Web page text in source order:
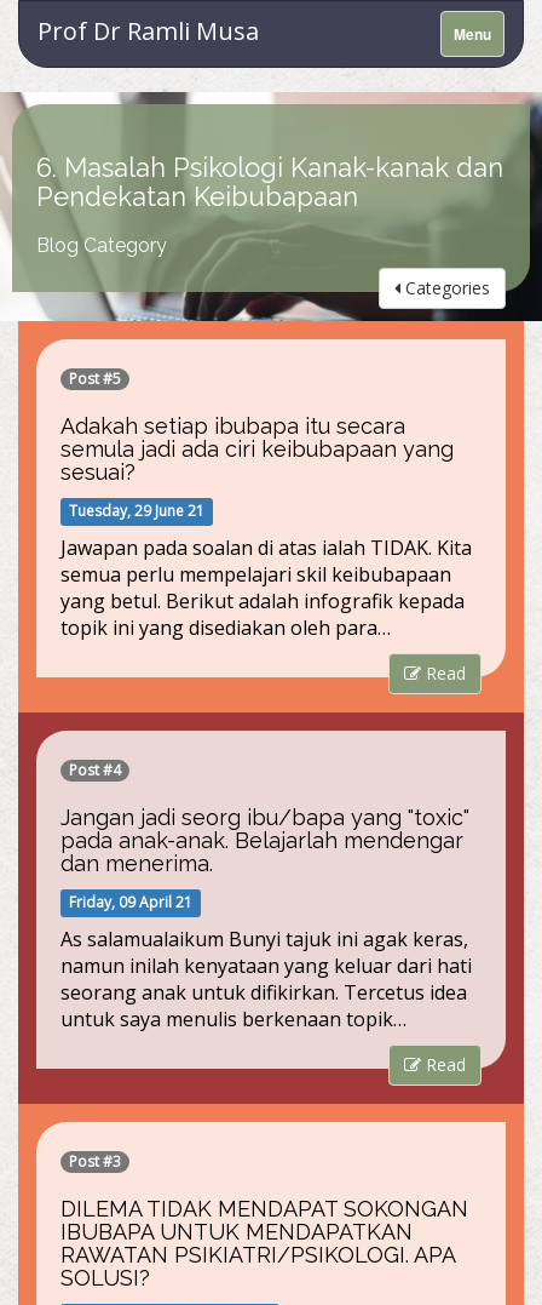
Menu
Prof Dr Ramli Musa
6. Masalah Psikologi Kanak-kanak dan
Pendekatan Keibubapaan
Blog Category
Categories
Post #5
Adakah setiap ibubapa itu secara
semula jadi ada ciri keibubapaan yang
sesuai?
Tuesday, 29 June 21
Jawapan pada soalan di atas ialah TIDAK. Kita
semua perlu mempelajari skil keibubapaan
yang betul. Berikut adalah infografik kepada
topik ini yang disediakan oleh para…
Read
Post #4
Jangan jadi seorg ibu/bapa yang "toxic"
pada anak-anak. Belajarlah mendengar
dan menerima.
Friday, 09 April 21
As salamualaikum Bunyi tajuk ini agak keras,
namun inilah kenyataan yang keluar dari hati
seorang anak untuk difikirkan. Tercetus idea
untuk saya menulis berkenaan topik…
Read
Post #3
DILEMA TIDAK MENDAPAT SOKONGAN
IBUBAPA UNTUK MENDAPATKAN
RAWATAN PSIKIATRI/PSIKOLOGI. APA
SOLUSI?